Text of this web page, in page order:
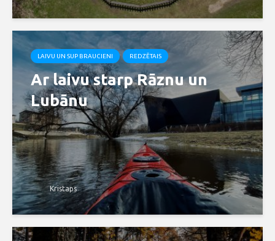
LAIVU UN SUP BRAUCIENI REDZĒTAIS
Ar laivu starp Rāznu un
Lubānu
Kristaps